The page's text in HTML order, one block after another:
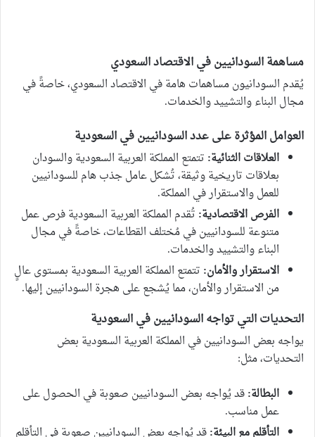
مساهمة السودانيين في الاقتصاد السعودي
يُقدم السودانيون مساهمات هامة في الاقتصاد السعودي، خاصةً في
مجال البناء والتشييد والخدمات.
العوامل المؤثرة على عدد السودانيين في السعودية
العلاقات الثنائية: تتمتع المملكة العربية السعودية والسودان
بعلاقات تاريخية وثيقة، تُشكل عامل جذب هام للسودانيين
للعمل والاستقرار في المملكة.
الفرص الاقتصادية: تُقدم المملكة العربية السعودية فرص عمل
متنوعة للسودانيين في مُختلف القطاعات، خاصةً في مجال
البناء والتشييد والخدمات.
الاستقرار والأمان: تتمتع المملكة العربية السعودية بمستوى عالٍ
من الاستقرار والأمان، مما يُشجع على هجرة السودانيين إليها.
التحديات التي تواجه السودانيين في السعودية
يواجه بعض السودانيين في المملكة العربية السعودية بعض
التحديات، مثل:
البطالة:قد يُواجه بعض السودانيين صعوبة في الحصول على
عمل مناسب.
التأقلم مع البيئة:قد يُواجه بعض السودانيين صعوبة في التأقلم